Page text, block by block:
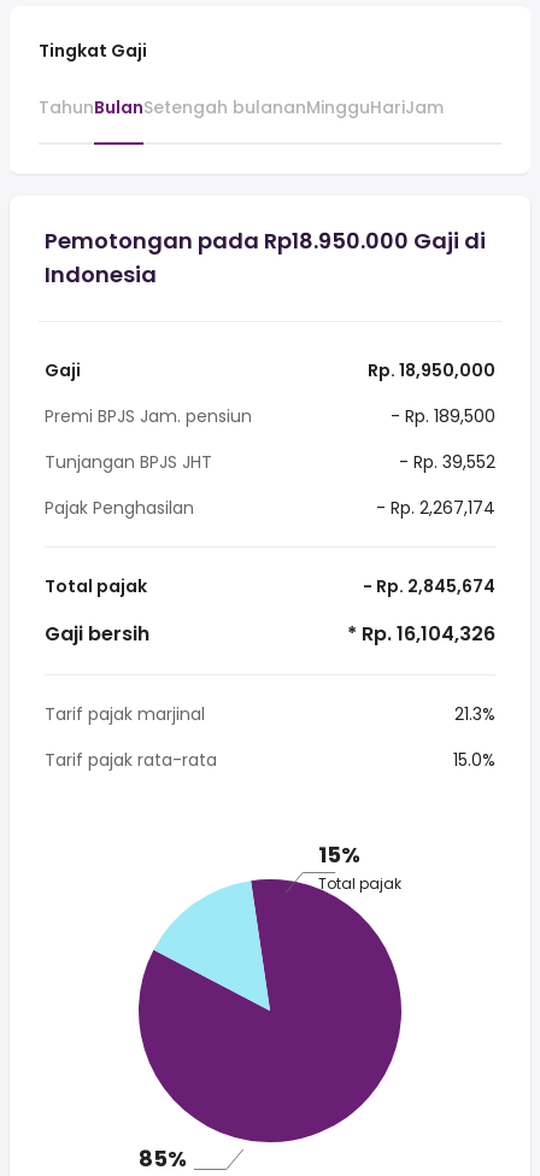
Tingkat Gaji
TahunBulanSetengah bulananMingguHariJam
Pemotongan pada Rp18.950.000 Gaji di
Indonesia
Gaji
Rp. 18,950,000
Premi BPJS Jam. pensiun
- Rp. 189,500
Tunjangan BPJS JHT
- Rp. 39,552
Pajak Penghasilan
- Rp. 2,267,174
Total pajak - Rp. 2,845,674
Gaji bersih * Rp. 16,104,326
Tarif pajak marjinal
21.3%
Tarif pajak rata-rata
15.0%
15%
Total pajak
85%